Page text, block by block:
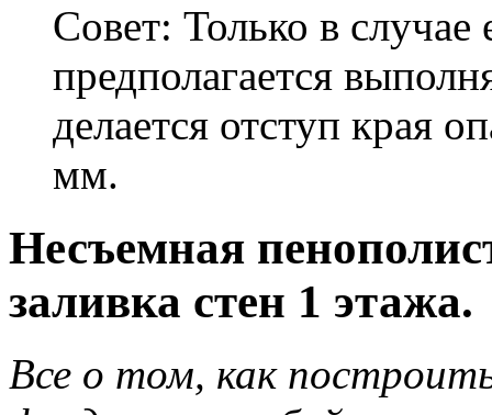
Совет: Только в случае
предполагается
делается отступ края
мм.
Несъемная
заливка стен 1 этажа.
Все о том, как